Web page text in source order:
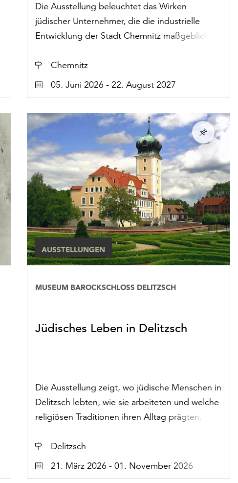
Die Ausstellung beleuchtet das Wirken
jüdischer Unternehmer, die die industrielle
Entwicklung der Stadt Chemnitz maßgeblich
Ort
Chemnitz
Datum
05. Juni 2026 - 22. August 2027
MUSEUM BAROCKSCHLOSS DELITZSCH
Jüdisches Leben in Delitzsch
Ausstellungen
Die Ausstellung zeigt, wo jüdische Menschen in
Delitzsch lebten, wie sie arbeiteten und welche
religiösen Traditionen ihren Alltag prägten.
Ort
Delitzsch
Datum
21. März 2026 - 01. November 2026
AUSSTELLUNGEN